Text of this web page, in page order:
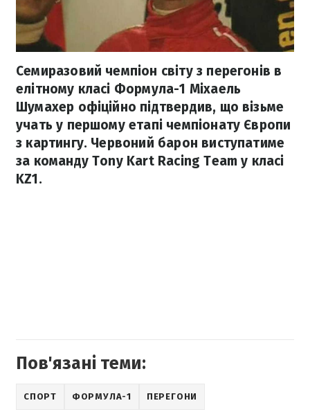
Семиразовий чемпіон світу з перегонів в
елітному класі Формула-1 Міхаель
Шумахер офіційно підтвердив, що візьме
учать у першому етапі чемпіонату Європи
з картингу. Червоний барон виступатиме
за команду Tony Kart Racing Team у класі
KZ1.
Пов'язані теми:
СПОРТ ФОРМУЛА-1 ПЕРЕГОНИ